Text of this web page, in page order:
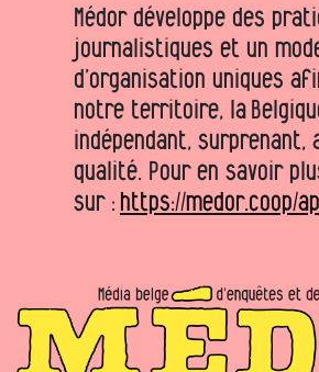
Médor développe des
journalistiques et un
d’organisation uniques
notre territoire, la
indépendant,
qualité. Pour en savoir
sur : https://medor.coop/